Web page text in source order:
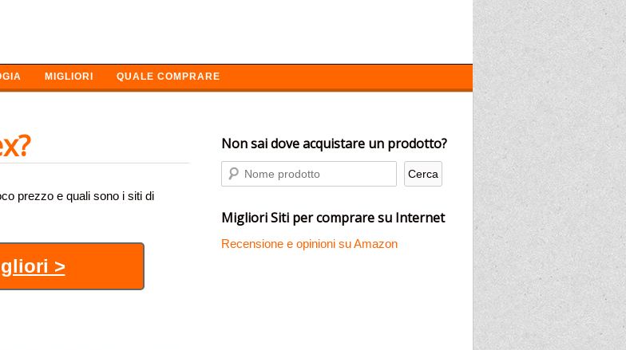
MIGLIORI QUALE COMPRARE
prezzo e quali sono i siti di
>
Non sai dove acquistare un prodotto?
Migliori Siti per comprare su Internet
Recensione e opinioni su Amazon